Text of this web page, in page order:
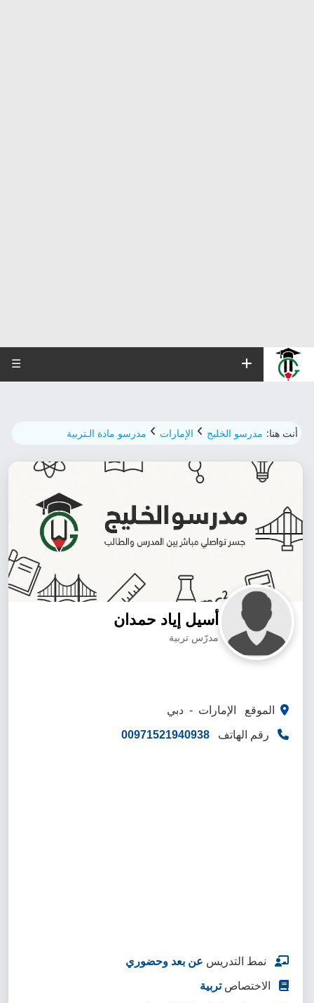
☰
أنت هنا: مدرسو الخليج الإمارات مدرسو مادة الـتربية
أسيل إياد حمدان
مدرّس تربية
الموقع الإمارات - دبي
رقم الهاتف 00971521940938
نمط التدريس عن بعد وحضوري
الاختصاصتربية